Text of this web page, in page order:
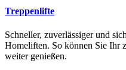
Treppenlifte
Schneller, zuverlässiger und
Homeliften. So können Sie Ihr
weiter genießen.